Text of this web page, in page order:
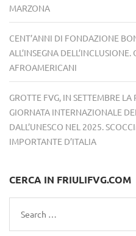
MARZONA
CENT’ANNI DI FONDAZIONE
ALL’INSEGNA
AFROAMERICANI
GROTTE FVG, IN SETTEMBRE
GIORNATA INTERNAZIONALE
DALL’UNESCO NEL 2025.
IMPORTANTE D’ITALIA
CERCA IN FRIULIFVG.COM
Search
for: